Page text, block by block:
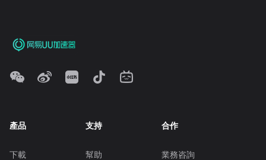
產品
下載
支持
幫助
合作
業務咨詢